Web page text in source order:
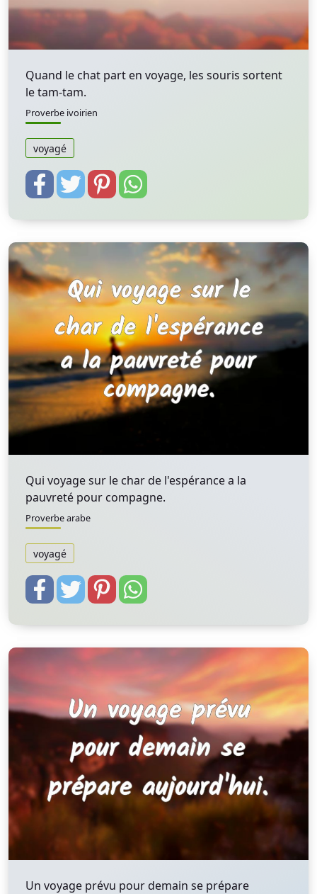
Quand le chat part en voyage, les souris sortent
le tam-tam.
Proverbe ivoirien
voyagé
Qui voyage sur le char de l'espérance a la
pauvreté pour compagne.
Proverbe arabe
voyagé
Un voyage prévu pour demain se prépare